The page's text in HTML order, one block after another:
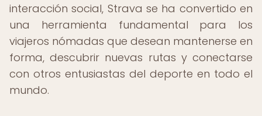
interacción social, Strava se ha convertido en
una herramienta fundamental para los
viajeros nómadas que desean mantenerse en
forma, descubrir nuevas rutas y conectarse
con otros entusiastas del deporte en todo el
mundo.